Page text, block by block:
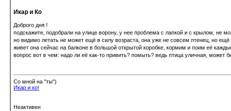
Икар и Ко
Доброго дня !
подскажите, подобрали на улице ворону, у нее проблема с лапкой и с крылом, не
но видимо летать не может ещё в силу возраста, она уже не совсем птенец, но
живет она сейчас на балконе в большой открытой коробке, кормим и поим её каждые
вопрос вот в чем: надо ли её как-то привить? помыть? ведь птица уличная, может
Со мной на "ты")
Икар и ко!
Неактивен